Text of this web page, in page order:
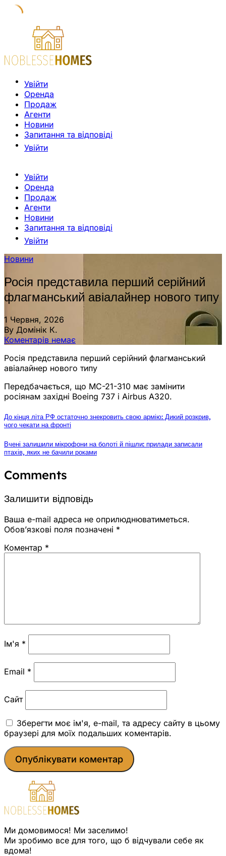
Увійти
Оренда
Продаж
Агенти
Новини
Запитання та відповіді
Увійти
Увійти
Оренда
Продаж
Агенти
Новини
Запитання та відповіді
Увійти
Новини
Росія представила перший серійний
флагманський авіалайнер нового типу
1 Червня, 2026
By Домінік К.
Коментарів немає
Росія представила перший серійний флагманський
авіалайнер нового типу
Передбачається, що МС-21-310 має замінити
росіянам західні Boeing 737 і Airbus A320.
До кінця літа РФ остаточно знекровить свою армію: Дикий розкрив,
чого чекати на фронті
Вчені залишили мікрофони на болоті й пішли: прилади записали
птахів, яких не бачили роками
Comments
Залишити відповідь
Ваша e-mail адреса не оприлюднюватиметься.
Обов’язкові поля позначені *
Коментар *
Ім'я *
Email *
Сайт
Зберегти моє ім'я, e-mail, та адресу сайту в цьому
браузері для моїх подальших коментарів.
Ми домовимося! Ми заселимо!
Ми зробимо все для того, що б відчували себе як
вдома!